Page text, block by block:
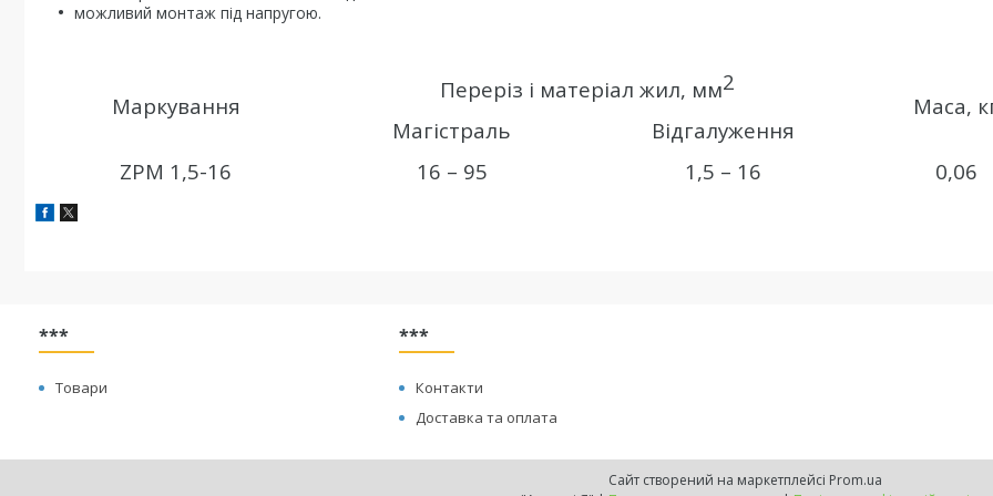
можливий монтаж під напругою.
Маркування
Переріз і матеріал жил, мм2
Маса,
Магістраль
Відгалуження
ZPM 1,5-16
16 – 95 1,5 – 16 0,06
***
Товари
***
Контакти
Доставка та оплата
Сайт створений на маркетплейсі Prom.ua